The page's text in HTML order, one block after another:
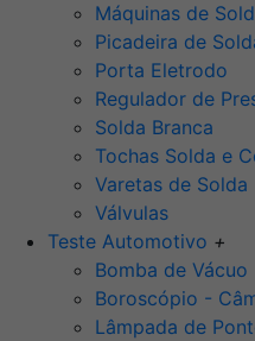
Máquinas de
Picadeira de
Porta Eletrodo
Regulador de
Solda Branca
Tochas Solda e
Varetas de Solda
Válvulas
Teste Automotivo +
Bomba de Vácuo
Boroscópio -
Lâmpada de